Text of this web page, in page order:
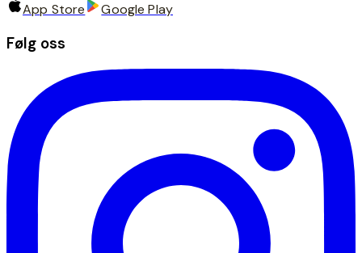
App Store Google Play
Følg oss